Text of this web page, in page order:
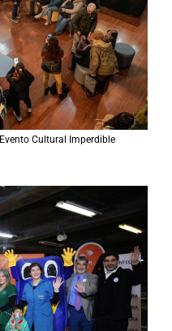
Cultural Imperdible